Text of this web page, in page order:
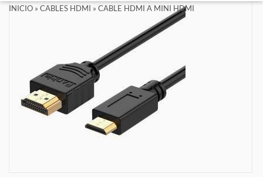
INICIO » CABLES HDMI » CABLE HDMI A MINI HDMI